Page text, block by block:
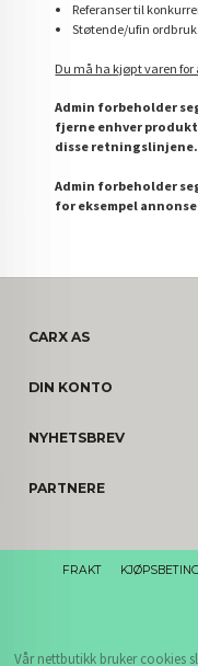
Referanser til
Støtende/ufin ordbruk.
Du må ha kjøpt varen for
Admin forbeholder
fjerne enhver
disse retningslinjene.
Admin forbeholder
for eksempel
CARX AS
DIN KONTO
NYHETSBREV
PARTNERE
FRAKT
Vår nettbutikk bruker cookies